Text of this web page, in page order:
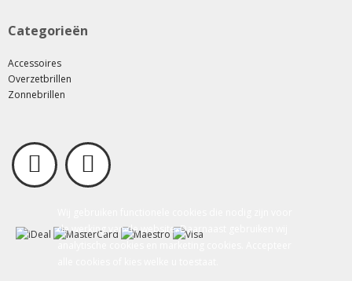
de werking van de website. Daarnaast gebruiken wij
Categorieën
Accessoires
Overzetbrillen
Zonnebrillen